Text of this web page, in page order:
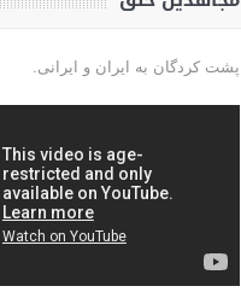
پشت کردگان به ایران و ایرانی.